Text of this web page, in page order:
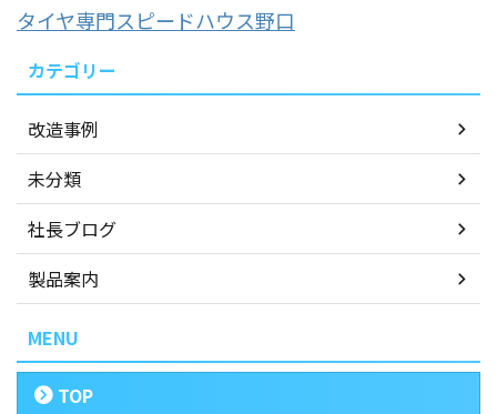
タイヤ専門スピードハウス野口
カテゴリー
改造事例
未分類
社長ブログ
製品案内
MENU
TOP